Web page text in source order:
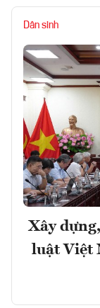
Dân sinh
Xây
luật Việt